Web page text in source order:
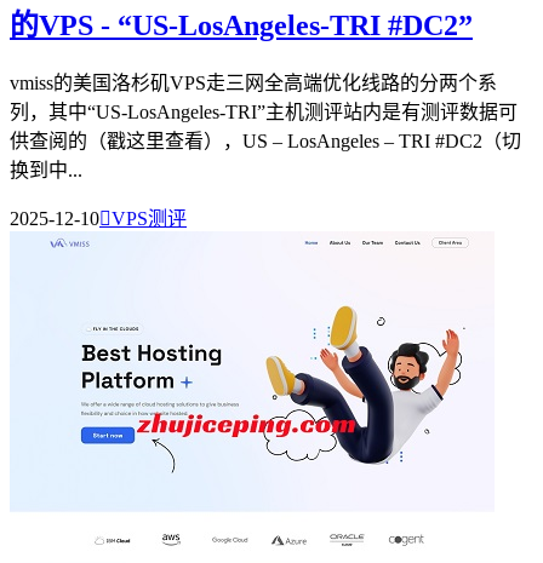
的VPS - “US-LosAngeles-TRI #DC2”
vmiss的美国洛杉矶VPS走三网全高端优化线路的分两个系
列，其中“US-LosAngeles-TRI”主机测评站内是有测评数据可
供查阅的（戳这里查看），US – LosAngeles – TRI #DC2（切
换到中...
2025-12-10VPS测评